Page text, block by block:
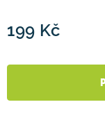
199 Kč